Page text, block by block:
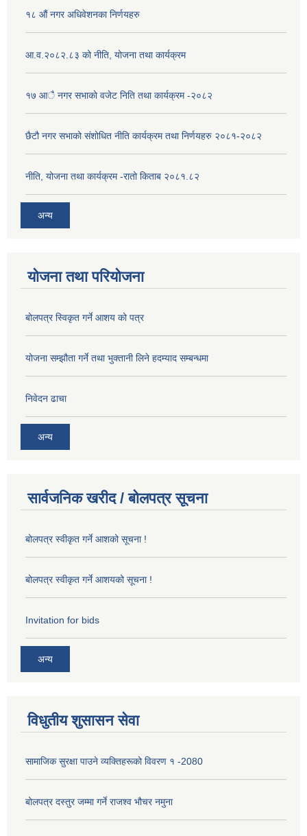
१८ औं नगर अधिवेशनका निर्णयहरु
आ.व.२०८२.८३ को नीति, योजना तथा कार्यक्रम
१७ आै नगर सभाकाे वजेट निति तथा कार्यक्रम -२०८२
छैटौ नगर सभाको संशोधित नीति कार्यक्रम तथा निर्णयहरु २०८१-२०८२
नीति, योजना तथा कार्यक्रम -रातो किताब २०८१.८२
अन्य
योजना तथा परियोजना
बोलपत्र स्विकृत गर्ने आशय को पत्र
योजना सम्झौता गर्ने तथा भुक्तानी लिने हदम्याद सम्बन्धमा
निवेदन ढाचा
अन्य
सार्वजनिक खरीद / बोलपत्र सूचना
बोलपत्र स्वीकृत गर्ने आशको सूचना !
बोलपत्र स्वीकृत गर्ने आशयको सूचना !
Invitation for bids
अन्य
विधुतीय शुसासन सेवा
सामाजिक सुरक्षा पाउने व्यक्तिहरूको विवरण १ -2080
बोलपत्र दस्तुर जम्मा गर्ने राजश्व भौचर नमुना